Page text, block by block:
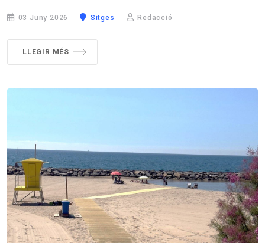
03 Juny 2026 Sitges Redacció
LLEGIR MÉS